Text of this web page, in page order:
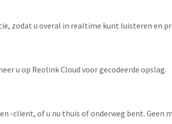
zodat u overal in realtime kunt luisteren en
u op Reolink Cloud voor gecodeerde opslag.
-client, of u nu thuis of onderweg bent. Geen